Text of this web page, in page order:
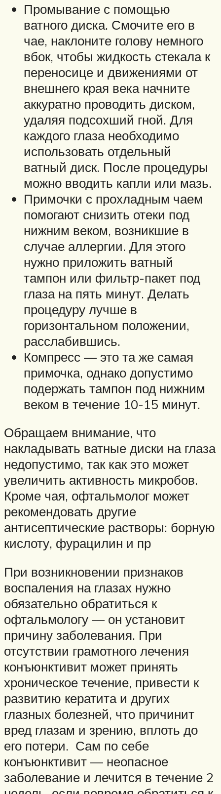
Промывание с помощью
ватного диска. Смочите его в
чае, наклоните голову немного
вбок, чтобы жидкость стекала к
переносице и движениями от
внешнего края века начните
аккуратно проводить диском,
удаляя подсохший гной. Для
каждого глаза необходимо
использовать отдельный
ватный диск. После процедуры
можно вводить капли или мазь.
Примочки с прохладным чаем
помогают снизить отеки под
нижним веком, возникшие в
случае аллергии. Для этого
нужно приложить ватный
тампон или фильтр-пакет под
глаза на пять минут. Делать
процедуру лучше в
горизонтальном положении,
расслабившись.
Компресс — это та же самая
примочка, однако допустимо
подержать тампон под нижним
веком в течение 10-15 минут.
Обращаем внимание, что
накладывать ватные диски на глаза
недопустимо, так как это может
увеличить активность микробов.
Кроме чая, офтальмолог может
рекомендовать другие
антисептические растворы: борную
кислоту, фурацилин и пр
При возникновении признаков
воспаления на глазах нужно
обязательно обратиться к
офтальмологу — он установит
причину заболевания. При
отсутствии грамотного лечения
конъюнктивит может принять
хроническое течение, привести к
развитию кератита и других
глазных болезней, что причинит
вред глазам и зрению, вплоть до
его потери. Сам по себе
конъюнктивит — неопасное
заболевание и лечится в течение 2